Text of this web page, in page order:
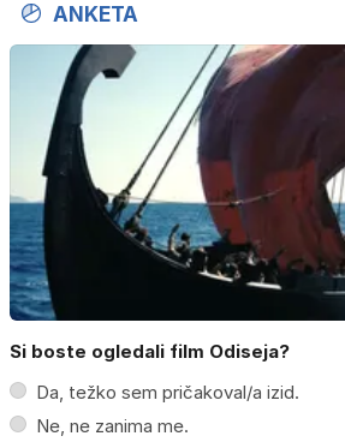
ANKETA
Si boste ogledali film Odiseja?
Da, težko sem pričakoval/a izid.
Ne, ne zanima me.